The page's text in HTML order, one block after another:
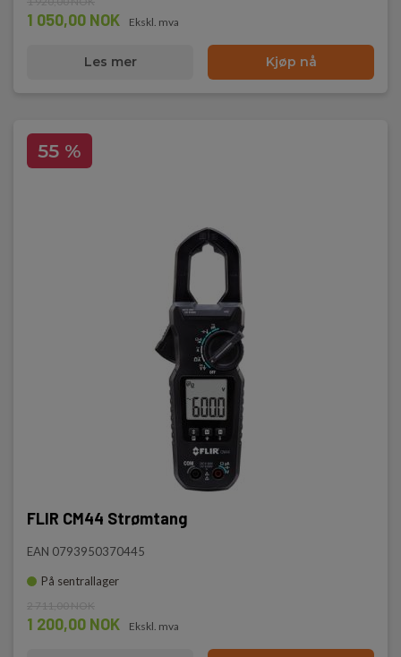
1 050,00 NOK Ekskl. mva
Les mer Kjøp nå
55 %
FLIR CM44 Strømtang
EAN 0793950370445
På sentrallager
1 200,00 NOK Ekskl. mva